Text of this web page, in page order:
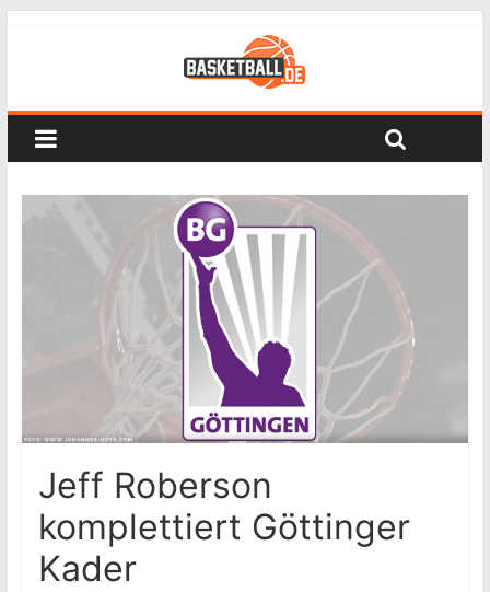
Jeff Roberson
komplettiert Göttinger
Kader